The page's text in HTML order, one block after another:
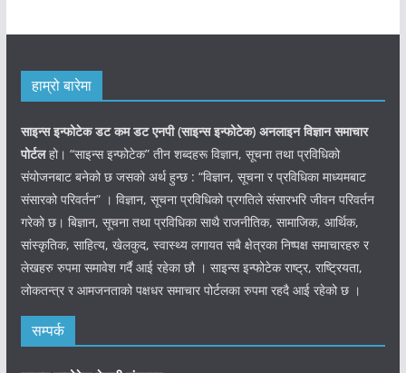
हाम्रो बारेमा
साइन्स इन्फोटेक डट कम डट एनपी (साइन्सइन्फोटेक) अनलाइन विज्ञान समाचार
पोर्टलहो। “साइन्स इन्फोटेक” तीन शब्दहरू विज्ञान, सूचना तथा प्रविधिको
संयोजनबाट बनेको छ जसको अर्थ हुन्छ : “विज्ञान, सूचना र प्रविधिका माध्यमबाट
संसारको परिवर्तन” । विज्ञान, सूचना प्रविधिको प्रगतिले संसारभरि जीवन परिवर्तन
गरेको छ। बिज्ञान, सूचना तथा प्रविधिका साथै राजनीतिक, सामाजिक, आर्थिक,
सांस्कृतिक, साहित्य, खेलकुद, स्वास्थ्य लगायत सबै क्षेत्रका निष्पक्ष समाचारहरु र
लेखहरु रुपमा समावेश गर्दै आई रहेका छौ । साइन्स इन्फोटेक राष्ट्र, राष्ट्रियता,
लोकतन्त्र र आमजनताको पक्षधर समाचार पोर्टलका रुपमा रहदै आई रहेको छ ।
सम्पर्क